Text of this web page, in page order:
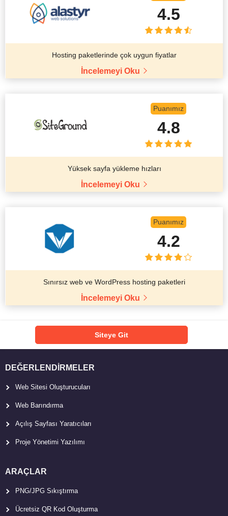
4.5
Hosting paketlerinde çok uygun fiyatlar
İncelemeyi Oku
Puanımız
4.8
Yüksek sayfa yükleme hızları
İncelemeyi Oku
Puanımız
4.2
Sınırsız web ve WordPress hosting paketleri
İncelemeyi Oku
Siteye Git
DEĞERLENDIRMELER
Web Sitesi Oluşturucuları
Web Barındırma
Açılış Sayfası Yaratıcıları
Proje Yönetimi Yazılımı
ARAÇLAR
PNG/JPG Sıkıştırma
Ücretsiz QR Kod Oluşturma